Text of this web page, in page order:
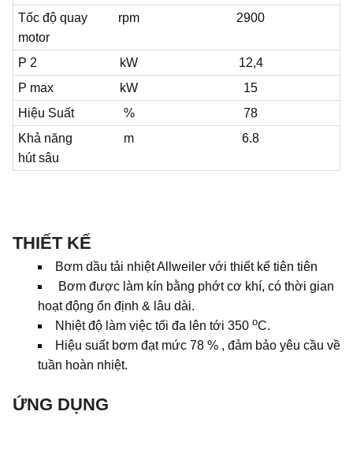
Tốc độ quay
motor
rpm 2900
P 2 kW
12,4
P max
kW
15
Hiệu Suất
%
78
Khả năng
hút sâu
m 6.8
THIẾT KẾ
Bơm dầu tải nhiệt Allweiler với thiết kế tiên tiên
Bơm được làm kín bằng phớt cơ khí, có thời gian
hoạt động ổn định & lâu dài.
Nhiệt độ làm việc tối đa lên tới 350 oC.
Hiệu suất bơm đạt mức 78 % , đảm bảo yêu cầu về
tuần hoàn nhiệt.
ỨNG DỤNG